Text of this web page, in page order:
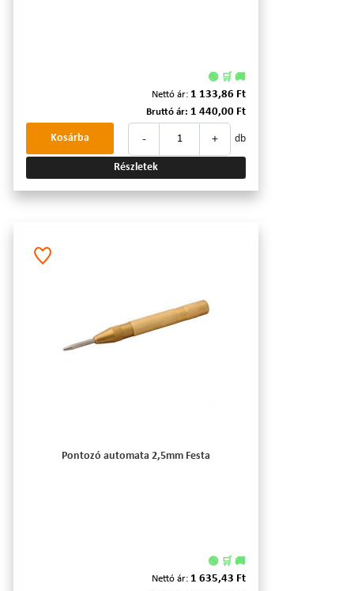
🟢 🛒 🚚
Nettó ár: 1 133,86 Ft
Bruttó ár: 1 440,00 Ft
- + db
Kosárba
Részletek
Pontozó automata 2,5mm Festa
🟢 🛒 🚚
Nettó ár: 1 635,43 Ft